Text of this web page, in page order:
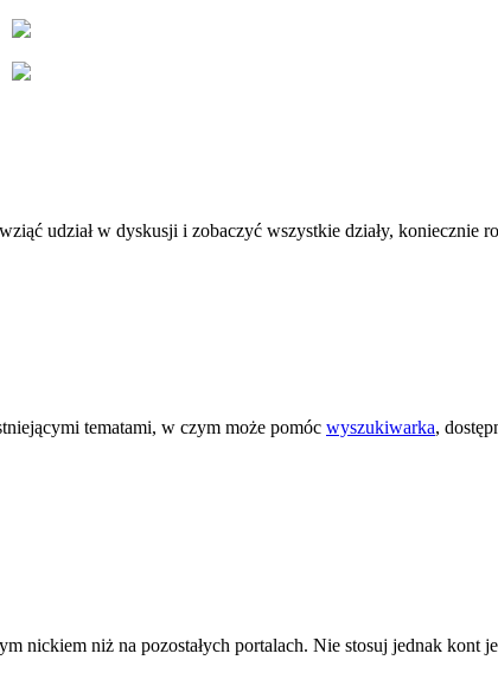
udział w dyskusji i zobaczyć wszystkie działy, koniecznie
tematami, w czym może pomóc wyszukiwarka,
nickiem niż na pozostałych portalach. Nie stosuj jednak kont